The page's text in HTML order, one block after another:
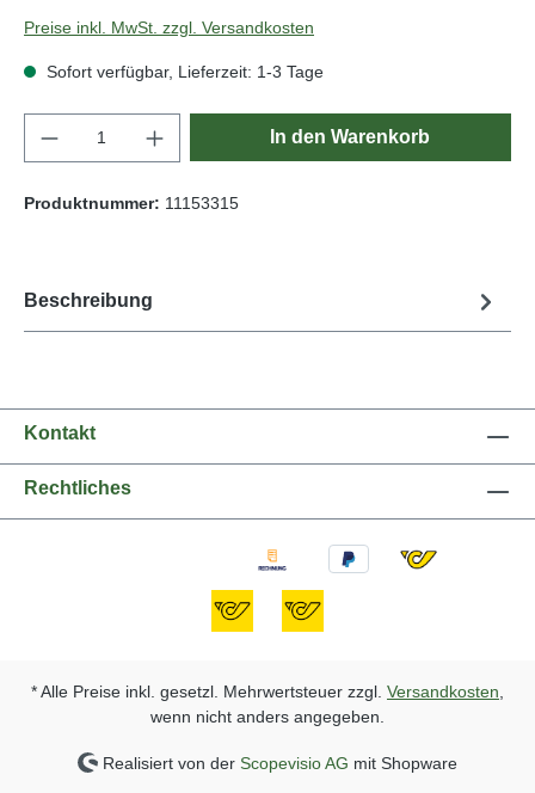
Preise inkl. MwSt. zzgl. Versandkosten
Sofort verfügbar, Lieferzeit: 1-3 Tage
Produkt Anzahl: Gib den gewünschten
In den Warenkorb
Produktnummer: 11153315
Beschreibung
Kontakt
Rechtliches
* Alle Preise inkl. gesetzl. Mehrwertsteuer zzgl. Versandkosten
wenn nicht anders angegeben.
Realisiert von der Scopevisio AG mit Shopware